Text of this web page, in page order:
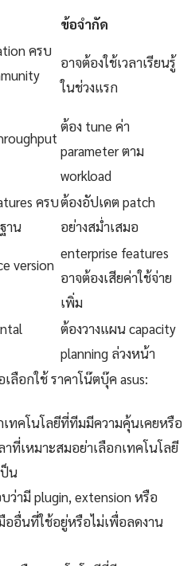
ข้อจำกัด
ครบ
อาจต้องใช้เวลาเรียนรู้
ในช่วงแรก
ต้อง tune ค่า
parameter ตาม
workload
ครบ
าน
ต้องอัปเดต patch
อย่างสม่ำเสมอ
version
enterprise features
อาจต้องเสียค่าใช้จ่าย
เพิ่ม
ต้องวางแผน capacity
planning ล่วงหน้า
ลือกใช้ ราคาโน๊ตบุ๊ค asus:
เทคโนโลยีที่ทีมมีความคุ้นเคยหรือ
าที่เหมาะสมอย่าเลือกเทคโนโลยี
น
ว่ามี plugin, extension หรือ
ออื่นที่ใช้อยู่หรือไม่เพื่อลดงาน